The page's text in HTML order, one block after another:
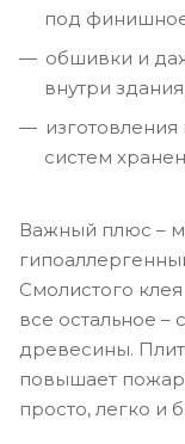
под
обшивки и
внутри
систем
Важный плюс –
Смолистого
все остальное –
древесины.
повышает
просто, легко и